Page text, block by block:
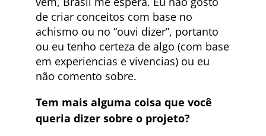
de criar conceitos com base no
achismo ou no “ouvi dizer”, portanto
ou eu tenho certeza de algo (com base
em experiencias e vivencias) ou eu
não comento sobre.
Tem mais alguma coisa que você
queria dizer sobre o projeto?